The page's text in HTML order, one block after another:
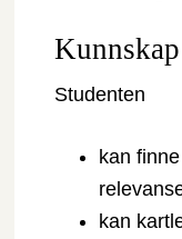
Kunnskap
Studenten
kan
kan